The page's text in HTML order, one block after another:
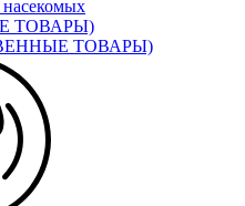
ТОВАРЫ)
ТОВАРЫ)